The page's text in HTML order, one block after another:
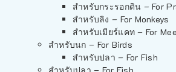
สำหรับกระรอกดิน – For
สำหรับลิง – For Monkeys
สำหรับเมียร์แคท – For
สำหรับนก – For Birds
สำหรับปลา – For Fish